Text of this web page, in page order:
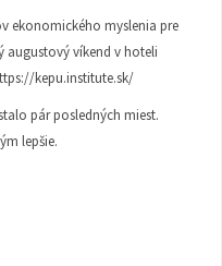
ekonomického myslenia pre
augustový víkend v hoteli
kepu.institute.sk/
pár posledných miest.
lepšie.